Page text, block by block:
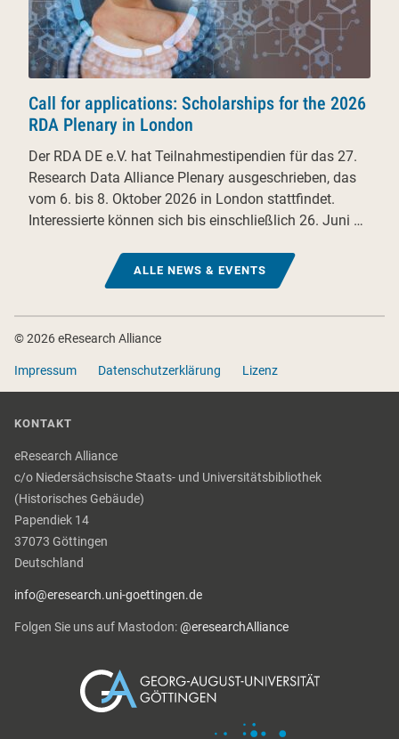
Call for applications: Scholarships for the 2026
RDA Plenary in London
Der RDA DE e.V. hat Teilnahmestipendien für das 27.
Research Data Alliance Plenary ausgeschrieben, das
vom 6. bis 8. Oktober 2026 in London stattfindet.
Interessierte können sich bis einschließlich 26. Juni …
ALLE NEWS & EVENTS
© 2026 eResearch Alliance
Impressum Datenschutzerklärung Lizenz
KONTAKT
eResearch Alliance
c/o Niedersächsische Staats- und Universitätsbibliothek
(Historisches Gebäude)
Papendiek 14
37073 Göttingen
Deutschland
info@eresearch.uni-goettingen.de
Folgen Sie uns auf Mastodon:@eresearchAlliance